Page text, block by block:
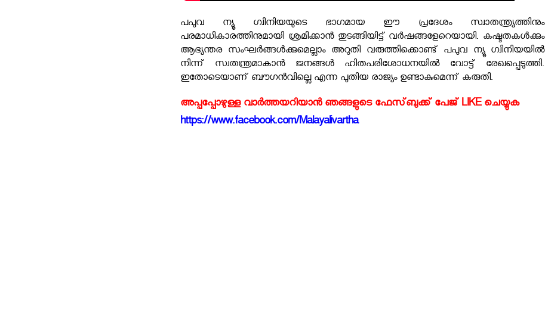
പപുവ ന്യൂ ഗ്വിനിയയുടെ ഭാഗമായ ഈ പ്രദേശം സ്വാതന്ത്ര്യത്തിനും
പരമാധികാരത്തിനുമായി ശ്രമിക്കാന്‍ തുടങ്ങിയിട്ട് വര്‍ഷങ്ങളേറെയായി. കഷ്ടതകള്‍ക്കും
ആഭ്യന്തര സംഘര്‍ങ്ങള്‍ക്കുമെല്ലാം അറുതി വരുത്തിക്കൊണ്ട് പപുവ ന്യൂ ഗ്വിനിയയില്‍
നിന്ന് സ്വതന്ത്രമാകാന്‍ ജനങ്ങള്‍ ഹിതപരിശോധനയില്‍ വോട്ട് രേഖപ്പെടുത്തി.
ഇതോടെയാണ് ബൗഗന്‍വില്ലെ എന്ന പുതിയ രാജ്യം ഉണ്ടാകുമെന്ന് കരുതി.
അപ്പപ്പോഴുള്ള വാര്‍ത്തയറിയാന്‍ ഞങ്ങളുടെ ഫേസ്‌ബുക്ക്‌ പേജ് LIKE ചെയ്യുക
https://www.facebook.com/Malayalivartha